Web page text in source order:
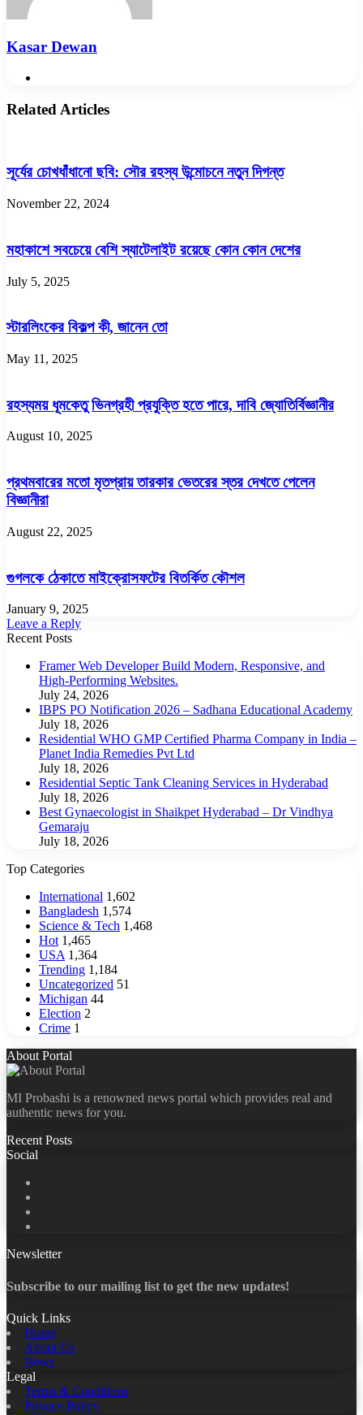
Kasar Dewan
Related Articles
সূর্যের চোখধাঁধানো ছবি: সৌর রহস্য উন্মোচনে নতুন দিগন্ত
November 22, 2024
মহাকাশে সবচেয়ে বেশি স্যাটেলাইট রয়েছে কোন কোন দেশের
July 5, 2025
স্টারলিংকের বিকল্প কী, জানেন তো
May 11, 2025
রহস্যময় ধূমকেতু ভিনগ্রহী প্রযুক্তি হতে পারে, দাবি জ্যোতির্বিজ্ঞানীর
August 10, 2025
প্রথমবারের মতো মৃতপ্রায় তারকার ভেতরের স্তর দেখতে পেলেন
বিজ্ঞানীরা
August 22, 2025
গুগলকে ঠেকাতে মাইক্রোসফটের বিতর্কিত কৌশল
January 9, 2025
Leave a Reply
Recent Posts
Framer Web Developer Build Modern, Responsive, and
High-Performing Websites.
July 24, 2026
IBPS PO Notification 2026 – Sadhana Educational Academy
July 18, 2026
Residential WHO GMP Certified Pharma Company in India –
Planet India Remedies Pvt Ltd
July 18, 2026
Residential Septic Tank Cleaning Services in Hyderabad
July 18, 2026
Best Gynaecologist in Shaikpet Hyderabad – Dr Vindhya
Gemaraju
July 18, 2026
Top Categories
International 1,602
Bangladesh 1,574
Science & Tech 1,468
Hot 1,465
USA 1,364
Trending 1,184
Uncategorized 51
Michigan 44
Election 2
Crime 1
About Portal
MI Probashi is a renowned news portal which provides real and
authentic news for you.
Recent Posts
Social
Newsletter
Subscribe to our mailing list to get the new updates!
Quick Links
Home
About Us
News
Legal
Terms & Conditions
Privacy Policy